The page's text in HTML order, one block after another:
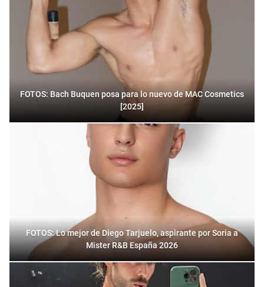
FOTOS: Bach Buquen posa para lo nuevo de MAC Cosmetics
[2025]
FOTOS: Lo mejor de Diego Tarjuelo, aspirante por Soria a
Mister R&B España 2026